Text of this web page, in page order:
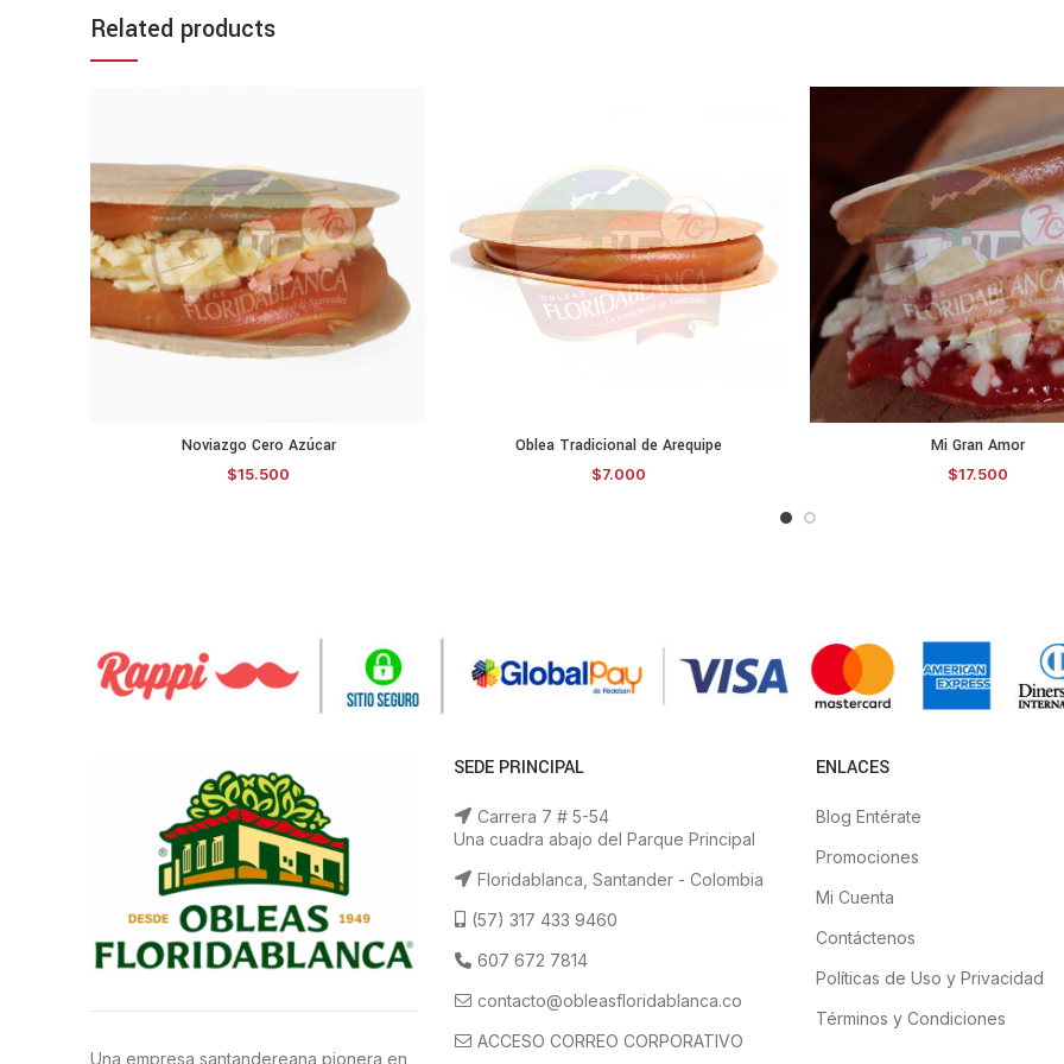
Related products
SELECCIONAR OPCIONES
Noviazgo Cero Azúcar
$15.500
SELECCIONAR OPCIONES
Oblea Tradicional de Arequipe
$7.000
SELECCIONAR
Mi Gran Amor
$17.500
Una empresa santandereana pionera en
SEDE PRINCIPAL
Carrera 7 # 5-54
Una cuadra abajo del Parque Principal
Floridablanca, Santander - Colombia
(57) 317 433 9460
607 672 7814
contacto@obleasfloridablanca.co
ACCESO CORREO CORPORATIVO
ENLACES
Blog Entérate
Promociones
Mi Cuenta
Contáctenos
Políticas de Uso y Privacidad
Términos y Condiciones